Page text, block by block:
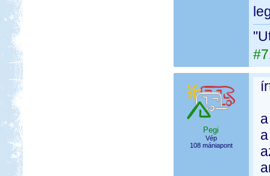
Pegi
Vép
108 mániapont